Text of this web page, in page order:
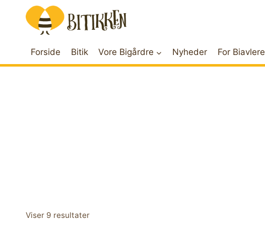
Forside
Bitik Vore Bigårdre Nyheder For Biavlere
Viser 9 resultater